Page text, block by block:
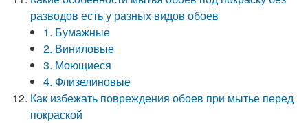
разводов есть у разных видов обоев
1. Бумажные
2. Виниловые
3. Моющиеся
4. Флизелиновые
Как избежать повреждения обоев при мытье перед
покраской